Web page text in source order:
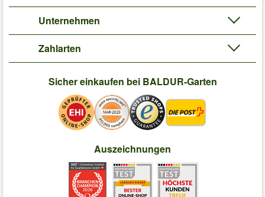
Unternehmen
Zahlarten
Sicher einkaufen bei BALDUR-Garten
Auszeichnungen